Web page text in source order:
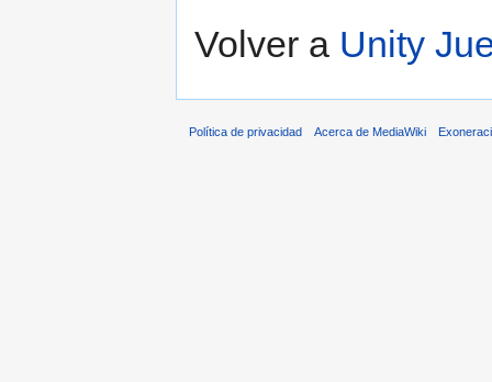
Volver a Unity
Política de privacidad Acerca de MediaWiki